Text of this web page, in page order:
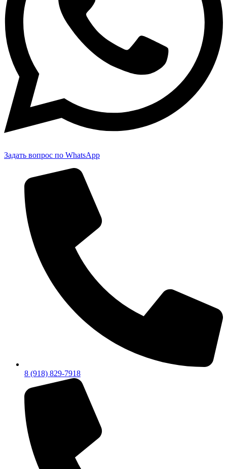
Задать вопрос по WhatsApp
8 (918) 829-7918